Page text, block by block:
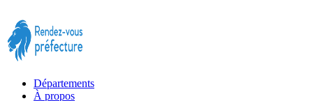
Départements
À propos